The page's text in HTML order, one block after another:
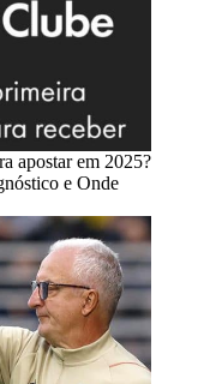
apostar em 2025?
e Onde